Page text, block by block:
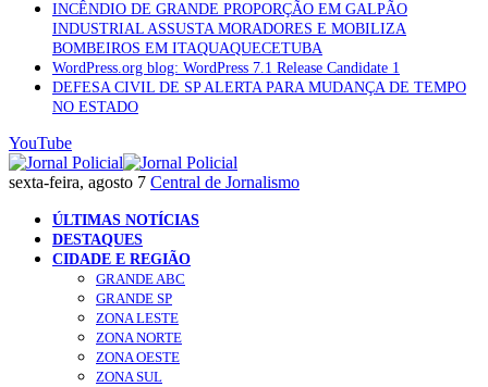
INCÊNDIO DE GRANDE PROPORÇÃO EM GALPÃO
INDUSTRIAL ASSUSTA MORADORES E MOBILIZA
BOMBEIROS EM ITAQUAQUECETUBA
WordPress.org blog: WordPress 7.1 Release Candidate 1
DEFESA CIVIL DE SP ALERTA PARA MUDANÇA DE TEMPO
NO ESTADO
YouTube
sexta-feira, agosto 7 Central de Jornalismo
ÚLTIMAS NOTÍCIAS
DESTAQUES
CIDADE E REGIÃO
GRANDE ABC
GRANDE SP
ZONA LESTE
ZONA NORTE
ZONA OESTE
ZONA SUL